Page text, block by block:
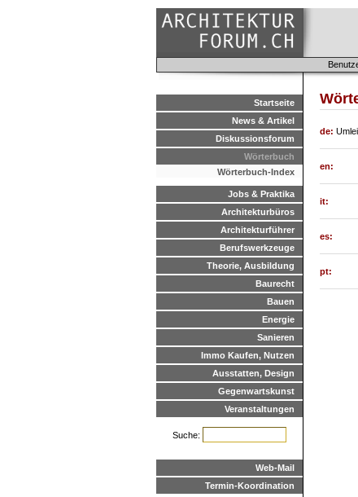
Startseite
News & Artikel
Diskussionsforum
Wörterbuch
Wörterbuch-Index
Jobs & Praktika
Architekturbüros
Architekturführer
Berufswerkzeuge
Theorie, Ausbildung
Baurecht
Bauen
Energie
Sanieren
Immo Kaufen, Nutzen
Ausstatten, Design
Gegenwartskunst
Veranstaltungen
Suche:
Web-Mail
Termin-Koordination
de:
en:
it:
es:
pt: